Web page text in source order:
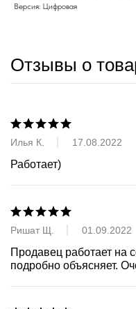
Версия: Цифровая
Отзывы о
Илья К. 17.08.2022
Работает)
Ришат Щ. 01.09.2022
Продавец работает на
подробно объясняет.